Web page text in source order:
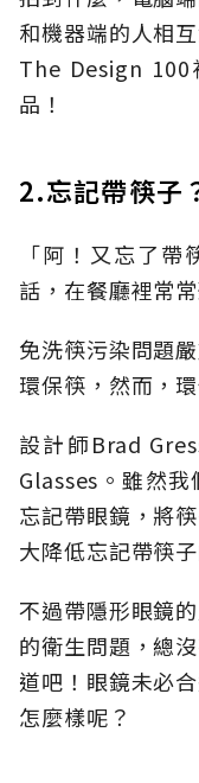
和機器端的人相
The Design
品！
2.忘記帶筷子
「阿！又忘了
話，在餐廳裡常
免洗筷污染問題
環保筷，然而，
設計師Brad
Glasses。雖然
忘記帶眼鏡，將
大降低忘記帶筷
不過帶隱形眼鏡
的衛生問題，總
道吧！眼鏡未必
怎麼樣呢？